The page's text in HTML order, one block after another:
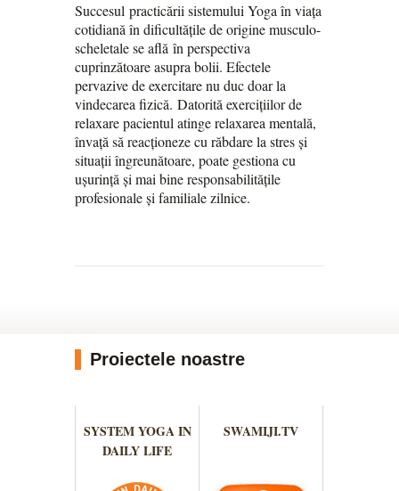
Succesul practicării sistemului Yoga în viața
cotidiană în dificultățile de origine musculo-
scheletale se află în perspectiva
cuprinzătoare asupra bolii. Efectele
pervazive de exercitare nu duc doar la
vindecarea fizică. Datorită exercițiilor de
relaxare pacientul atinge relaxarea mentală,
învață să reacționeze cu răbdare la stres și
situații îngreunătoare, poate gestiona cu
ușurință și mai bine responsabilitățile
profesionale și familiale zilnice.
Proiectele noastre
SYSTEM YOGA IN
DAILY LIFE
SWAMIJI.TV